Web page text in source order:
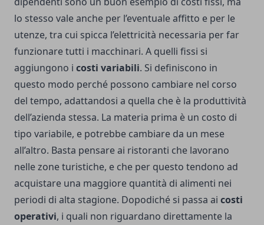
lo stesso vale anche per l’eventuale affitto e per le
utenze, tra cui spicca l’elettricità necessaria per far
funzionare tutti i macchinari. A quelli fissi si
aggiungono i costi variabili. Si definiscono in
questo modo perché possono cambiare nel corso
del tempo, adattandosi a quella che è la produttività
dell’azienda stessa. La materia prima è un costo di
tipo variabile, e potrebbe cambiare da un mese
all’altro. Basta pensare ai ristoranti che lavorano
nelle zone turistiche, e che per questo tendono ad
acquistare una maggiore quantità di alimenti nei
periodi di alta stagione. Dopodiché si passa ai costi
operativi, i quali non riguardano direttamente la